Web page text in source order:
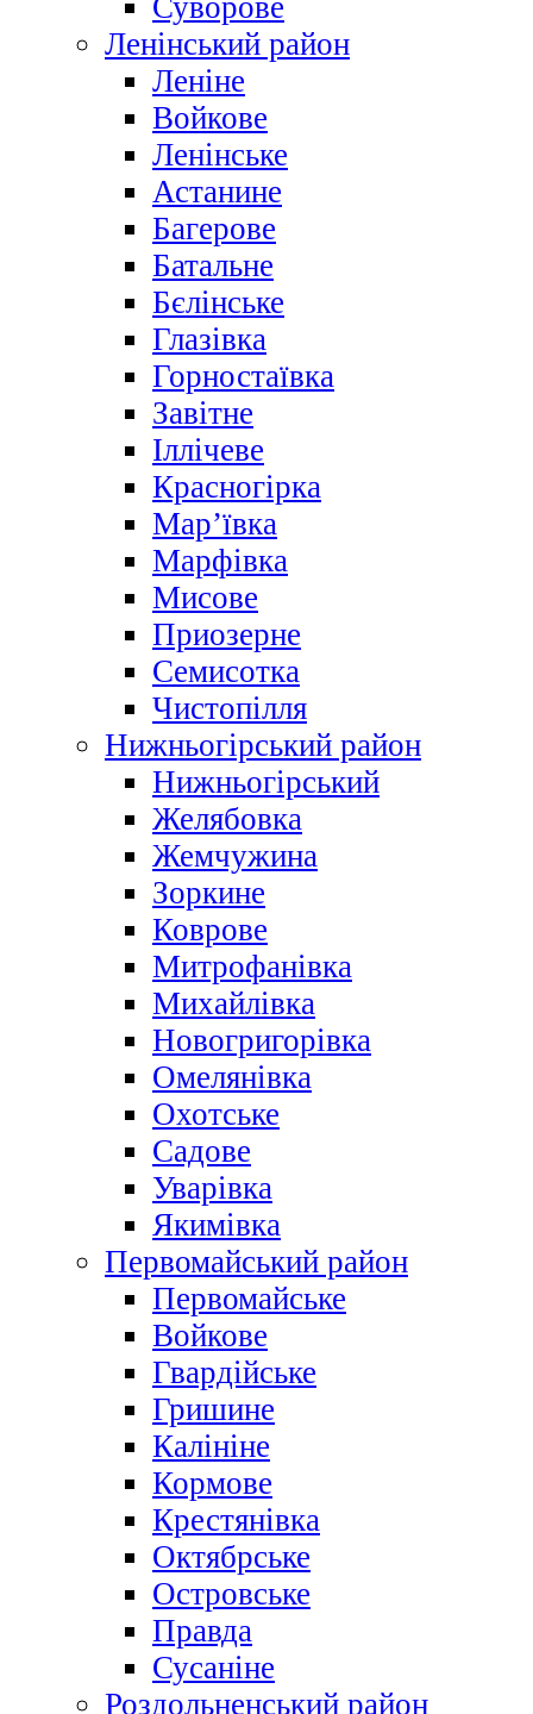
Суворове
Ленінський район
Леніне
Войкове
Ленінське
Астанине
Багерове
Батальне
Бєлінське
Глазівка
Горностаївка
Завітне
Іллічеве
Красногірка
Мар’ївка
Марфівка
Мисове
Приозерне
Семисотка
Чистопілля
Нижньогірський район
Нижньогірський
Желябовка
Жемчужина
Зоркине
Коврове
Митрофанівка
Михайлівка
Новогригорівка
Омелянівка
Охотське
Садове
Уварівка
Якимівка
Первомайський район
Первомайське
Войкове
Гвардійське
Гришине
Калініне
Кормове
Крестянівка
Октябрське
Островське
Правда
Сусаніне
Роздольненський район